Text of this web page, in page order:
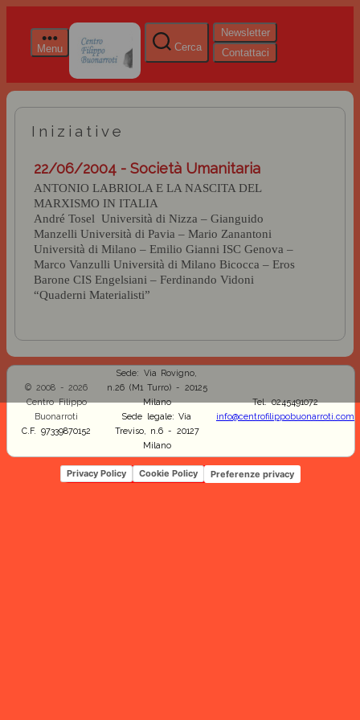
Menu Cerca
Newsletter
Contattaci
Iniziative
22/06/2004 - Società Umanitaria
ANTONIO LABRIOLA E LA NASCITA DEL
MARXISMO IN ITALIA
André Tosel Università di Nizza – Gianguido
Manzelli Università di Pavia – Mario Zanantoni
Università di Milano – Emilio Gianni ISC Genova –
Marco Vanzulli Università di Milano Bicocca – Eros
Barone CIS Engelsiani – Ferdinando Vidoni
“Quaderni Materialisti”
© 2008 - 2026
Centro Filippo
Buonarroti
C.F. 97339870152
Sede: Via Rovigno,
n.26 (M1 Turro) - 20125
Milano
Sede legale: Via
Treviso, n.6 - 20127
Milano
Tel. 0245491072
info@centrofilippobuonarroti.com
Privacy Policy Cookie Policy Preferenze privacy